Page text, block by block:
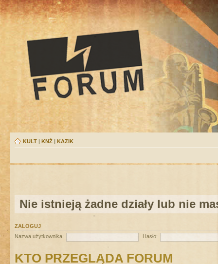
KULT | KNŻ | KAZIK
Nie istnieją żadne działy lub nie
ZALOGUJ
Nazwa użytkownika:
Hasło:
KTO PRZEGLĄDA FORUM